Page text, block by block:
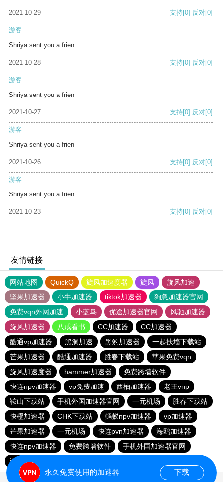
2021-10-29 支持[0] 反对[0]
游客
Shriya sent you a frien
2021-10-28 支持[0] 反对[0]
游客
Shriya sent you a frien
2021-10-27 支持[0] 反对[0]
游客
Shriya sent you a frien
2021-10-26 支持[0] 反对[0]
游客
Shriya sent you a frien
2021-10-23 支持[0] 反对[0]
友情链接
网站地图 QuickQ 旋风加速度器 旋风
旋风加速
坚果加速器
小牛加速器 tiktok加速器
狗急加速器官网
免费vqn外网加速
小蓝鸟 优途加速器官网
风驰加速器
旋风加速器
八戒看书 CC加速器
CC加速器
酷通vp加速器
黑洞加速 黑豹加速器
一起扶墙下载站
芒果加速器
酷通加速器 胜春下载站
苹果免费vqn
旋风加速度器
hammer加速器
免费跨墙软件
快连npv加速器
vp免费加速 西柚加速器
老王vnp
鞍山下载站
手机外国加速器官网 一元机场
胜春下载站
快橙加速器
CHK下载站 蚂蚁npv加速器
vp加速器
芒果加速器
一元机场 快连pvn加速器
海鸥加速器
快连npv加速器
免费跨墙软件
手机外国加速器官网
海鸥加速器
永久免费使用的加速器 下载